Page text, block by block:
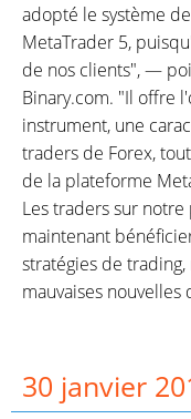
adopté le système
MetaTrader 5,
de nos clients", —
Binary.com. "Il offre
instrument, une
traders de Forex,
de la plateforme
Les traders sur
maintenant
stratégies de
mauvaises nouvelles
30 janvier